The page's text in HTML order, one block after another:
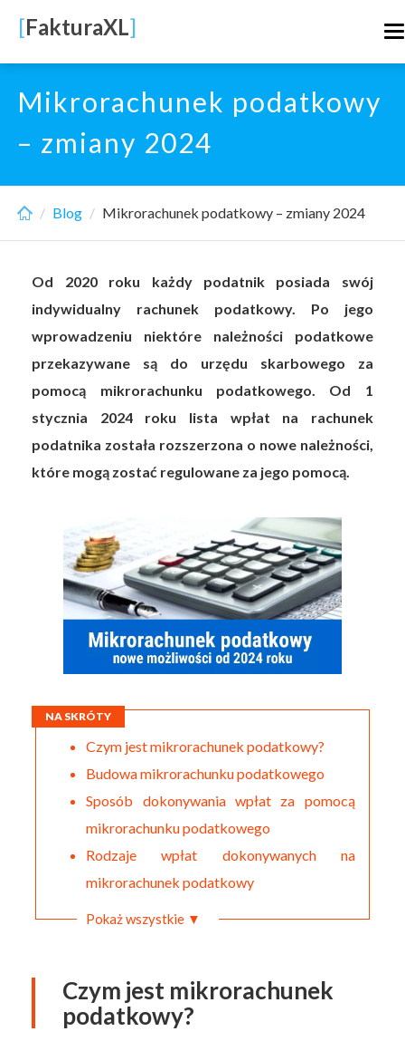
main
content
[FakturaXL]
Mikrorachunek podatkowy
– zmiany 2024
Blog Mikrorachunek podatkowy – zmiany 2024
Od 2020 roku każdy podatnik posiada swój
indywidualny rachunek podatkowy. Po jego
wprowadzeniu niektóre należności podatkowe
przekazywane są do urzędu skarbowego za
pomocą mikrorachunku podatkowego. Od 1
stycznia 2024 roku lista wpłat na rachunek
podatnika została rozszerzona o nowe należności,
które mogą zostać regulowane za jego pomocą.
NA SKRÓTY
Czym jest mikrorachunek podatkowy?
Budowa mikrorachunku podatkowego
Sposób dokonywania wpłat za pomocą
mikrorachunku podatkowego
Rodzaje wpłat dokonywanych na
mikrorachunek podatkowy
Pokaż wszystkie ▼
Czym jest mikrorachunek
podatkowy?